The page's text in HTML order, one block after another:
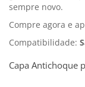
sempre novo.
Compre agora e
Compatibilidade:
Capa Antichoque